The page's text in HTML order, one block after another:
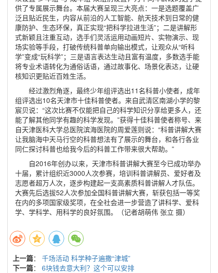
供了专属展示舞台。本届大赛呈现三大亮点：一是选题覆盖广
泛且贴近民生，内容从前沿的人工智能、航天技术到日常的健
康防护、生态环保，真正实现“把科学拉进生活”；二是讲解形
式新颖且注重互动，选手们灵活运用动画短片、实物演示、现
场实验等手段，打破传统科普单向输出模式，让观众从“听科
学”变成“玩科学”；三是语言表达生动且富有温度，多数选手能
将专业术语转化为通俗话语，通过故事化、场景化表达，让硬
核知识更贴近百姓生活。
经过激烈角逐，最终少年组评选出11名科普小使者，成年
组评选出10名天津市十佳科普使者。来自武清区南湖小学的黎
宸贝说：“这次比赛不仅能把自己的科学知识分享给更多人，还
能了解其他同学有趣的科学发现。”获得十佳科普使者称号、来
自天津医科大学总医院滨海医院的周爱莲则说：“科普讲解大赛
让我脑海中天马行空的科普想法有了展示的舞台，和各行各业
同仁探讨科普也给我今后的科普工作带来很大帮助。”
自2016年创办以来，天津市科普讲解大赛至今已成功举办
十届，累计组织近3000人次参赛，培训科普讲解员、爱好者及
志愿者超万人次，逐步构建起一支高素质科普讲解人才队伍。
大赛先后选拔52人次参加全国科普讲解大赛，斩获包括一等奖
在内的多项国家级奖项，在全社会进一步营造了讲科学、爱科
学、学科学、用科学的良好氛围。（记者胡萌伟 张立 摄）
上一篇： 千场活动 科学种子遍撒“津城”
下一篇： 6块钱去意大利？这个可以安排